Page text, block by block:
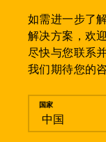
如需进一步了
解决方案，欢
尽快与您联系
我们期待您的
留言
国家